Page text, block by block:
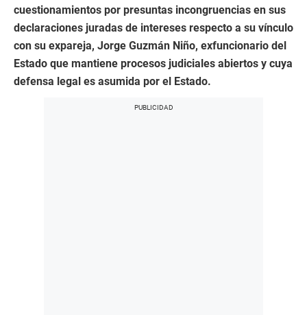
cuestionamientos por presuntas incongruencias en sus
declaraciones juradas de intereses respecto a su vínculo
con su expareja, Jorge Guzmán Niño, exfuncionario del
Estado que mantiene procesos judiciales abiertos y cuya
defensa legal es asumida por el Estado.